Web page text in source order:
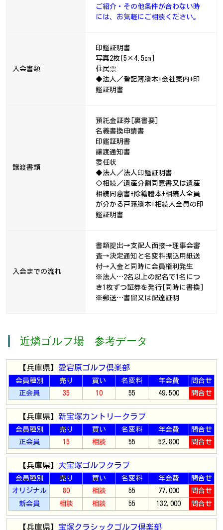
ご紹介・その他条件が合わない時
には、お気軽にご相談ください。
入会書類
印鑑証明書
写真2枚[5×4.5㎝]
住民票
◆法人／登記簿謄本+会社案内+印
鑑証明書
譲渡書類
預託金証券[裏書要]
名義書換申請書
印鑑証明書
譲渡通知書
委任状
◆法人／法人印鑑証明書
◇相続／遺産分割同意書又は遺産
相続同意書+除籍謄本+相続人全員
が分かる戸籍謄本+相続人全員の印
鑑証明書
入会までの流れ
書類提出→支配人面接→理事会審
査→決定通知と名変料振込用紙送
付→入金と同時に会員権利発生
※法人…2名以上の記名で1名につ
き1枚ずつ証券を発行[同時に書換]
※郵送…書留又は配達証明
近燐ゴルフ場 参考データ
【兵庫県】 愛宕原ゴルフ倶楽部
会員種別 売り 買い 名変料 年会費
問合せ
正会員
35 10 55 49,500 問合せ
【兵庫県】 新宝塚カントリークラブ
会員種別 売り 買い 名変料 年会費
問合せ
正会員
15 相談 55 52,800 問合せ
【兵庫県】 大宝塚ゴルフクラブ
会員種別 売り 買い 名変料 年会費
問合せ
オリジナル
80 相談 55 77,000
問合せ
新会員
相談 相談 55 132,000 問合せ
【兵庫県】 宝塚クラシックゴルフ倶楽部